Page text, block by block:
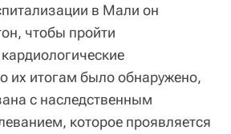
в Мали он
чтобы пройти
их итогам было обнаружено,
с наследственным
которое проявляется